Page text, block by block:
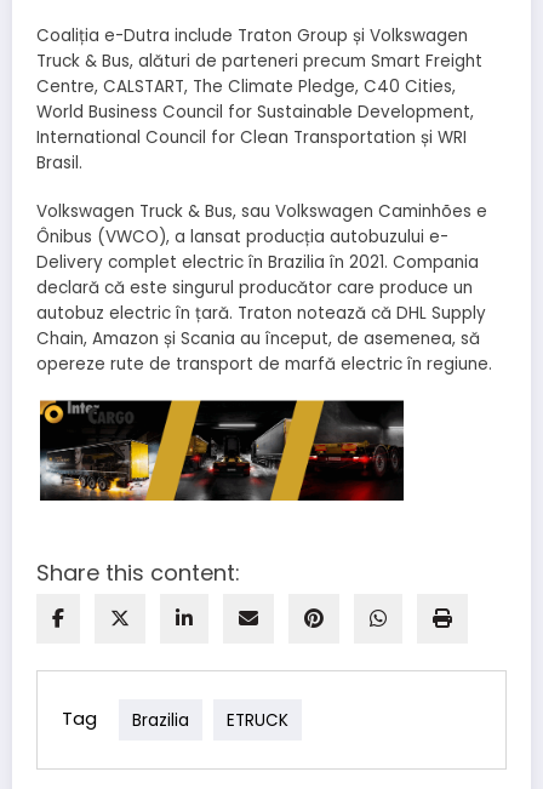
Coaliția e-Dutra include Traton Group și Volkswagen
Truck & Bus, alături de parteneri precum Smart Freight
Centre, CALSTART, The Climate Pledge, C40 Cities,
World Business Council for Sustainable Development,
International Council for Clean Transportation și WRI
Brasil.
Volkswagen Truck & Bus, sau Volkswagen Caminhões e
Ônibus (VWCO), a lansat producția autobuzului e-
Delivery complet electric în Brazilia în 2021. Compania
declară că este singurul producător care produce un
autobuz electric în țară. Traton notează că DHL Supply
Chain, Amazon și Scania au început, de asemenea, să
opereze rute de transport de marfă electric în regiune.
Share this content:
Tag Brazilia ETRUCK